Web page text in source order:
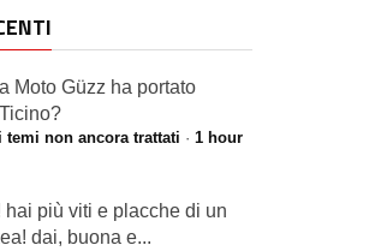
Moto Güzz ha portato
non ancora trattati · 1 hour
hai più viti e placche di un
dai, buona e...